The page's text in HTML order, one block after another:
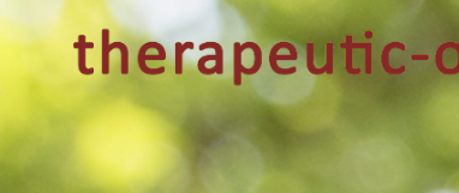
Zum
Inhalt
springen